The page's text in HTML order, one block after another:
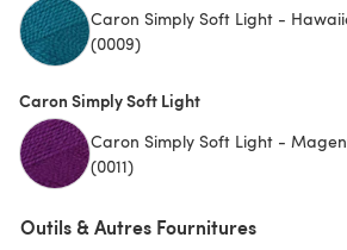
Caron Simply Soft Light -
(0009)
Caron Simply Soft Light
Caron Simply Soft Light -
(0011)
Outils & Autres Fournitures